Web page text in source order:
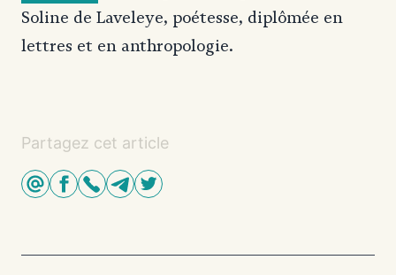
Soline de Laveleye, poétesse, diplômée en
lettres et en anthropologie.
Partagez cet article